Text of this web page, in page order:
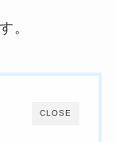
。
CLOSE